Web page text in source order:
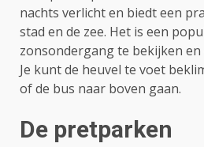
nachts verlicht en biedt een
stad en de zee. Het is een
zonsondergang te bekijken en
Je kunt de heuvel te voet
of de bus naar boven gaan.
De pretparken